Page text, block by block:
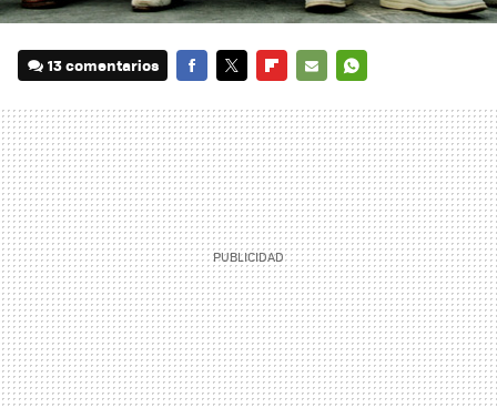
13 comentarios
MAIL